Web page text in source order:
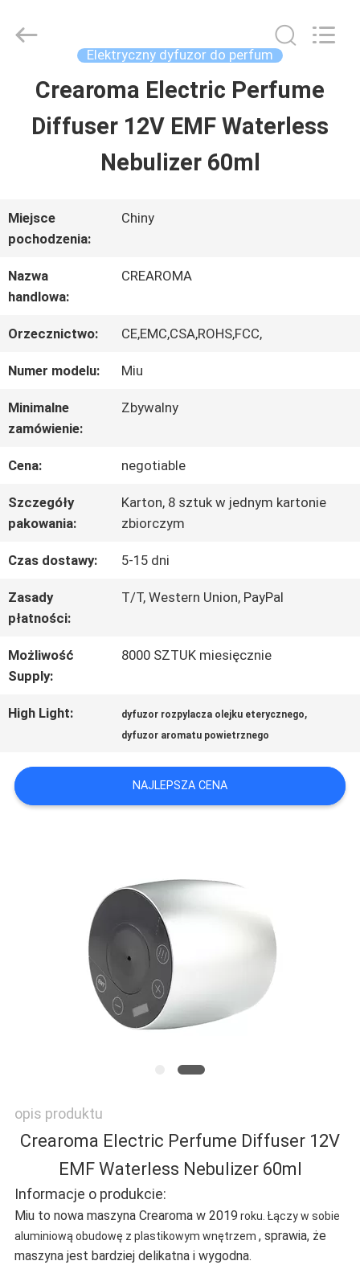
DOM
PRODUKTY
FILMY
POKAZ
VR
O
NAS
WYCIECZKA
PO
FABRYCE
KONTROLA
JAKOŚCI
SKONTAKTUJ
SIĘ
NAMI
POPROSIĆ
WYCENĘ
POLITYKA
PRYWATNOŚCI
Meter
Online
Elektryczny dyfuzor do perfum
Crearoma Electric Perfume
Diffuser 12V EMF Waterless
Nebulizer 60ml
Miejsce
pochodzenia:
Chiny
Nazwa
handlowa:
CREAROMA
Orzecznictwo: CE,EMC,CSA,ROHS,FCC,
Numer modelu: Miu
Minimalne
zamówienie:
Zbywalny
Cena: negotiable
Szczegóły
pakowania:
Karton, 8 sztuk w jednym kartonie
zbiorczym
Czas dostawy: 5-15 dni
Zasady
płatności:
T/T, Western Union, PayPal
Możliwość
Supply:
8000 SZTUK miesięcznie
High Light: dyfuzor rozpylacza olejku eterycznego,
dyfuzor aromatu powietrznego
NAJLEPSZA CENA
opis produktu
Crearoma Electric Perfume Diffuser 12V
EMF Waterless Nebulizer 60ml
Informacje o produkcie:
Miu to nowa maszyna Crearoma w 2019 roku. Łączy w sobie
aluminiową obudowę z plastikowym wnętrzem , sprawia, że ​​
maszyna jest bardziej delikatna i wygodna.